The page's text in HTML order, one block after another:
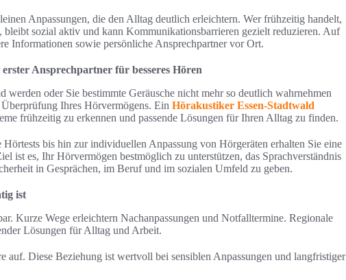
Anpassungen, die den Alltag deutlich erleichtern. Wer frühzeitig handelt,
bleibt sozial aktiv und kann Kommunikationsbarrieren gezielt reduzieren. Auf
Informationen sowie persönliche Ansprechpartner vor Ort.
Ansprechpartner für besseres Hören
werden oder Sie bestimmte Geräusche nicht mehr so deutlich wahrnehmen
Ihres Hörvermögens. Ein Hörakustiker Essen-Stadtwald
frühzeitig zu erkennen und passende Lösungen für Ihren Alltag zu finden.
bis hin zur individuellen Anpassung von Hörgeräten erhalten Sie eine
ist es, Ihr Hörvermögen bestmöglich zu unterstützen, das Sprachverständnis
in Gesprächen, im Beruf und im sozialen Umfeld zu geben.
ist
Kurze Wege erleichtern Nachanpassungen und Notfalltermine. Regionale
Lösungen für Alltag und Arbeit.
auf. Diese Beziehung ist wertvoll bei sensiblen Anpassungen und langfristiger